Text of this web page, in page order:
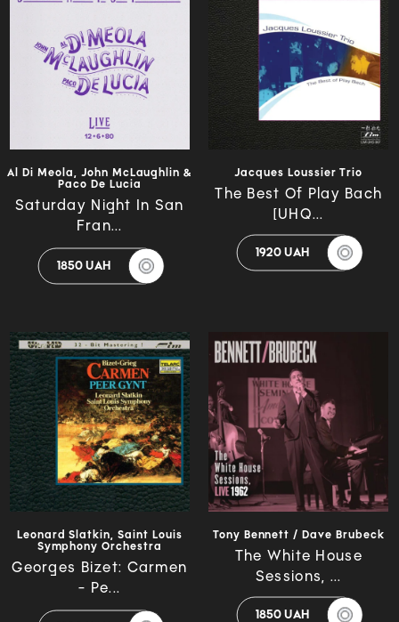
Al Di Meola, John McLaughlin &
Paco De Lucia
Saturday Night In San
Fran...
1850 UAH
Jacques Loussier Trio
The Best Of Play Bach
[UHQ...
1920 UAH
Leonard Slatkin, Saint Louis
Symphony Orchestra
Georges Bizet: Carmen
- Pe...
Tony Bennett / Dave Brubeck
The White House
Sessions, ...
1850 UAH